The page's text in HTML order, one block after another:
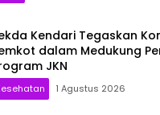
Kendari Tegaskan
dalam Medukung
JKN
1 Agustus 2026